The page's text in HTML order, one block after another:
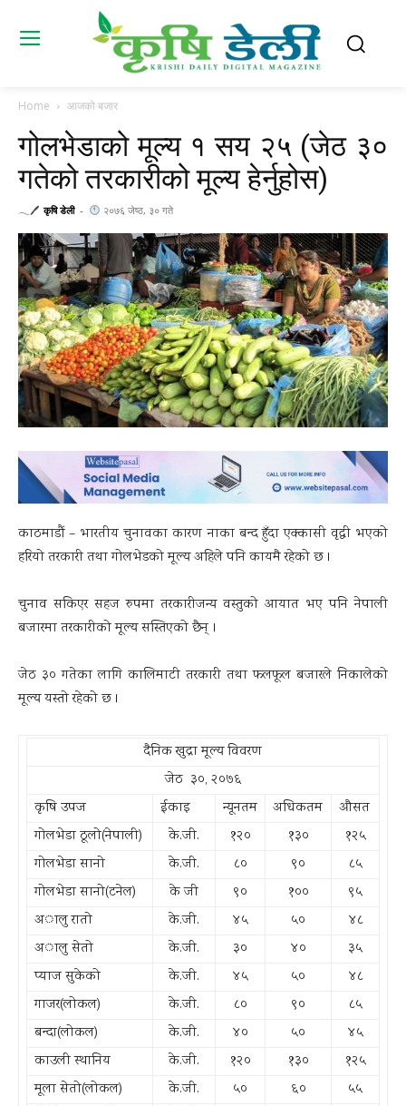
Home आजको बजार
गोलभेडाको मूल्य १ सय २५ (जेठ ३०
गतेको तरकारीको मूल्य हेर्नुहोस)
𓂃🖊 कृषि डेली - २०७६ जेष्ठ, ३० गते
काठमाडौं – भारतीय चुनावका कारण नाका बन्द हुँदा एक्कासी वृद्धी भएको
हरियो तरकारी तथा गोलभेडको मूल्य अहिले पनि कायमै रहेको छ ।
चुनाव सकिएर सहज रुपमा तरकारीजन्य वस्तुको आयात भए पनि नेपाली
बजारमा तरकारीको मूल्य सस्तिएको छैन् ।
जेठ ३० गतेका लागि कालिमाटी तरकारी तथा फलफूल बजारले निकालेको
मूल्य यस्तो रहेको छ ।
दैनिक खुद्रा मूल्य विवरण
जेठ ३०, २०७६
कृषि उपज
ईकाइ न्यूनतम अधिकतम
औसत
गोलभेडा ठूलो(नेपाली)
के.जी. १२० १३०
१२५
गोलभेडा सानो
के.जी. ८० ९०
८५
गोलभेडा सानो(टनेल)
के जी ९० १००
९५
अालु रातो
के.जी. ४५ ५०
४८
अालु सेतो
के.जी. ३० ४०
३५
प्याज सुकेको
के.जी. ४५ ५०
४८
गाजर(लोकल)
के.जी. ८० ९०
८५
बन्दा(लोकल)
के.जी. ४० ५०
४५
काउली स्थानिय
के.जी. १२० १३०
१२५
मूला सेतो(लोकल)
के.जी. ५० ६०
५५